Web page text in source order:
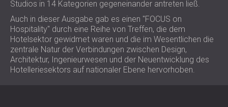
SCHALLSCHUTZ UND
AKUSTIKLÖSUNGEN FÜR DEN
AUDIOLOGIEBEREICH
SCHALLDÄMMUNG UND
AKUSTIKLÖSUNGEN FÜR
RECHENZENTREN
Studios in 14 Kategorien gegeneinander antreten ließ.
Auch in dieser Ausgabe gab es einen "FOCUS on
Hospitality" durch eine Reihe von Treffen, die dem
Hotelsektor gewidmet waren und die im Wesentlichen die
zentrale Natur der Verbindungen zwischen Design,
Architektur, Ingenieurwesen und der Neuentwicklung des
Hotelleriesektors auf nationaler Ebene hervorhoben.